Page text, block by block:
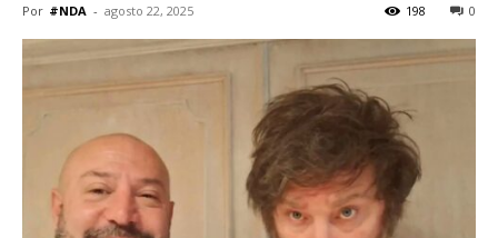
Por #NDA - agosto 22, 2025 0
198